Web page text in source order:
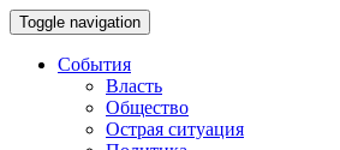
Toggle navigation
События
Власть
Общество
Острая ситуация